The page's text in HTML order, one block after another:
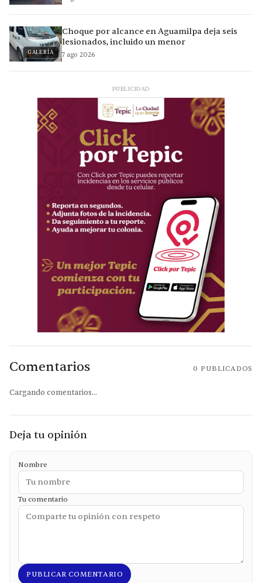
GALERÍA
Choque por alcance en Aguamilpa deja seis
lesionados, incluido un menor
7 ago 2026
PUBLICIDAD
Comentarios 0 PUBLICADOS
Cargando comentarios...
Deja tu opinión
Nombre
Tu comentario
PUBLICAR COMENTARIO